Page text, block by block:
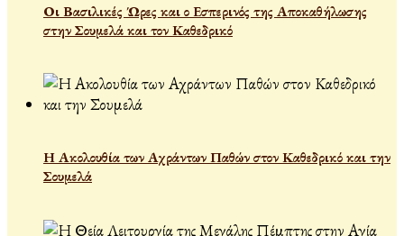
Οι Βασιλικές Ώρες και ο Εσπερινός της Αποκαθήλωσης
στην Σουμελά και τον Καθεδρικό
Η Ακολουθία των Αχράντων Παθών στον Καθεδρικό και την
Σουμελά